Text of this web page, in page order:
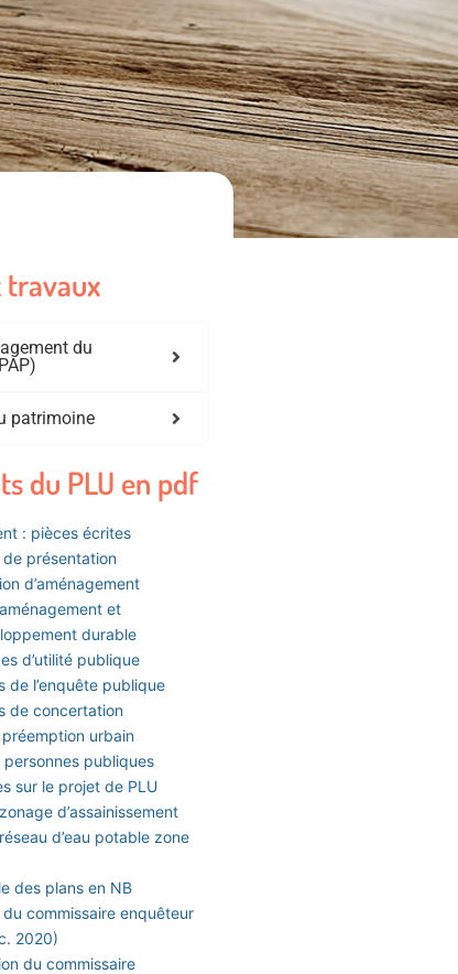
travaux
du
patrimoine
du PLU en pdf
: pièces écrites
de présentation
d’aménagement
et
durable
d’utilité publique
de l’enquête publique
de concertation
urbain
personnes publiques
sur le projet de PLU
d’assainissement
d’eau potable zone
des plans en NB
commissaire enquêteur
2020)
du commissaire